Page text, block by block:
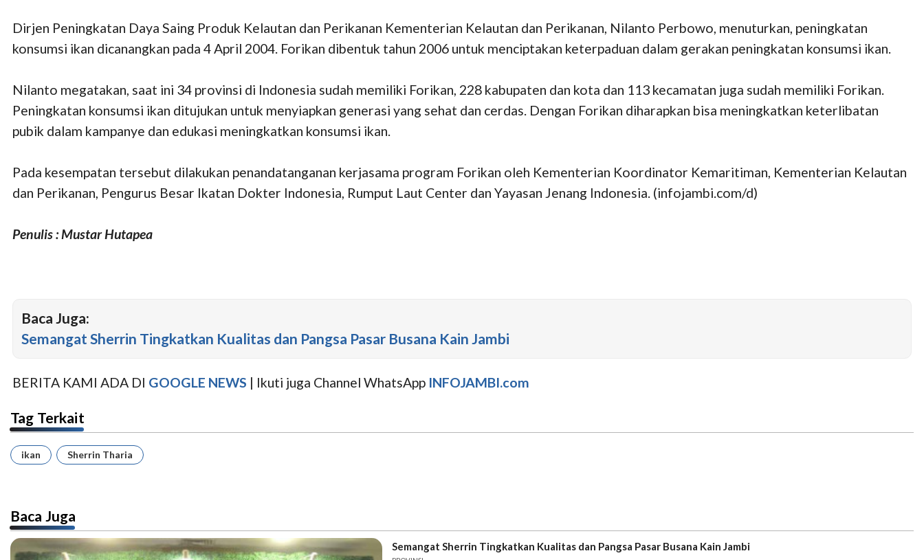
Dirjen Peningkatan Daya Saing Produk Kelautan dan Perikanan Kementerian Kelautan dan Perikanan, Nilanto Perbowo, menuturkan, peningkatan
konsumsi ikan dicanangkan pada 4 April 2004. Forikan dibentuk tahun 2006 untuk menciptakan keterpaduan dalam gerakan peningkatan konsumsi ikan.
Nilanto megatakan, saat ini 34 provinsi di Indonesia sudah memiliki Forikan, 228 kabupaten dan kota dan 113 kecamatan juga sudah memiliki Forikan.
Peningkatan konsumsi ikan ditujukan untuk menyiapkan generasi yang sehat dan cerdas. Dengan Forikan diharapkan bisa meningkatkan keterlibatan
pubik dalam kampanye dan edukasi meningkatkan konsumsi ikan.
Pada kesempatan tersebut dilakukan penandatanganan kerjasama program Forikan oleh Kementerian Koordinator Kemaritiman, Kementerian Kelautan
dan Perikanan, Pengurus Besar Ikatan Dokter Indonesia, Rumput Laut Center dan Yayasan Jenang Indonesia. (infojambi.com/d)
Penulis : Mustar Hutapea
Baca Juga:
Semangat Sherrin Tingkatkan Kualitas dan Pangsa Pasar Busana Kain Jambi
BERITA KAMI ADA DI GOOGLE NEWS | Ikuti juga Channel WhatsApp INFOJAMBI.com
Tag Terkait
ikan Sherrin Tharia
Baca Juga
Semangat Sherrin Tingkatkan Kualitas dan Pangsa Pasar Busana Kain Jambi